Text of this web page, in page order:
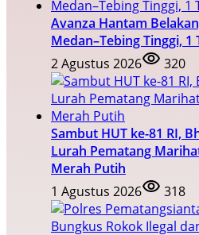
Avanza Hantam
Medan–Tebing Tinggi, 1
2 Agustus 2026
320
Sambut HUT ke-81 RI,
Lurah Pematang
Merah Putih
1 Agustus 2026
318